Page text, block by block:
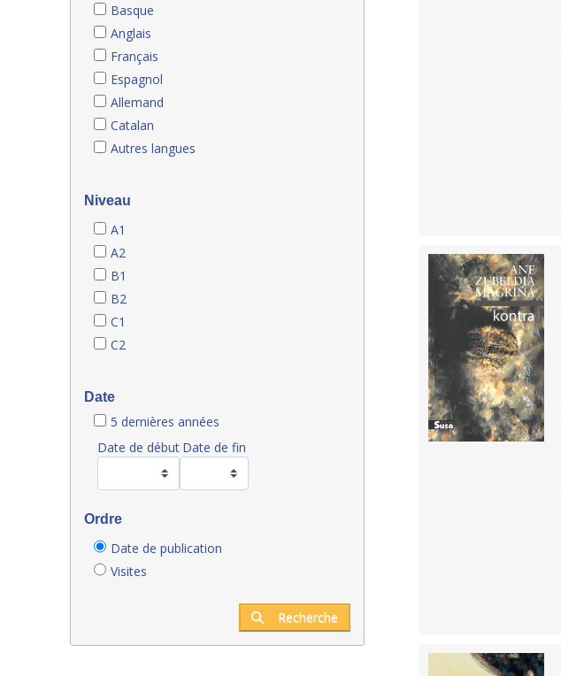
Basque
Anglais
Français
Espagnol
Allemand
Catalan
Autres langues
Niveau
A1
A2
B1
B2
C1
C2
Date
5 dernières années
Date de début Date de fin
Ordre
Date de publication
Visites
Recherche